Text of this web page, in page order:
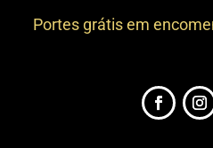
Portes grátis em